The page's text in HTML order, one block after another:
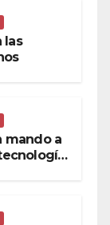
las
mando a